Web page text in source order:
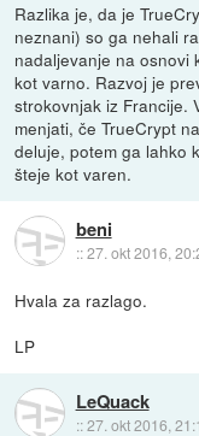
Razlika je, da je
neznani) so ga nehali
nadaljevanje na osnovi
kot varno. Razvoj je
strokovnjak iz Francije.
menjati, če TrueCrypt
deluje, potem ga lahko
šteje kot varen.
beni
::27. okt 2016,
Hvala za razlago.
LP
LeQuack
::27. okt 2016,